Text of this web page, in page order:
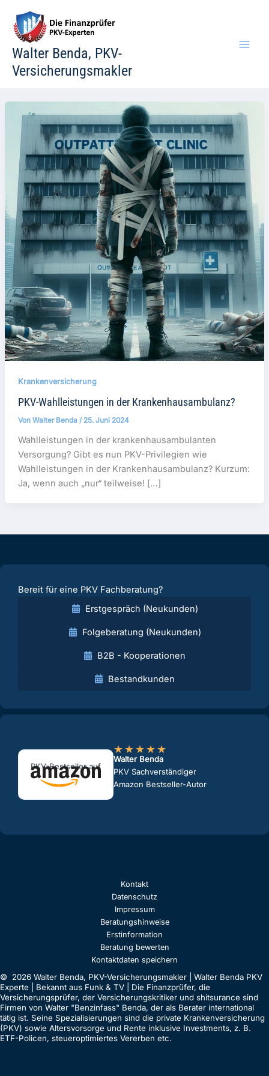
Inhalt
springen
Walter Benda, PKV-
Versicherungsmakler
Krankenversicherung
PKV-Wahlleistungen in der Krankenhausambulanz?
Von Walter Benda / 25. Juni 2024
Wahlleistungen in der krankenhausambulanten
Versorgung? Gibt es nun PKV-Privilegien wie
Wahlleistungen in der Krankenhausambulanz? Kurzum:
Ja, wenn auch „nur“ teilweise! […]
Bereit für eine PKV Fachberatung?
Erstgespräch (Neukunden)
Folgeberatung (Neukunden)
B2B - Kooperationen
Bestandkunden
PKV-Bestseller auf
★★★★★
Walter Benda
PKV Sachverständiger
Amazon Bestseller-Autor
Kontakt
Datenschutz
Impressum
Beratungshinweise
Erstinformation
Beratung bewerten
Kontaktdaten speichern
© 2026 Walter Benda, PKV-Versicherungsmakler | Walter Benda PKV
Experte | Bekannt aus Funk & TV | Die Finanzprüfer, die
Versicherungsprüfer, der Versicherungskritiker und shitsurance sind
Firmen von Walter "Benzinfass" Benda, der als Berater international
tätig ist. Seine Spezialisierungen sind die private Krankenversicherung
(PKV) sowie Altersvorsorge und Rente inklusive Investments, z. B.
ETF-Policen, steueroptimiertes Vererben etc.